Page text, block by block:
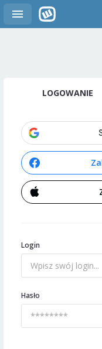
LOGOWANIE
Login
Hasło